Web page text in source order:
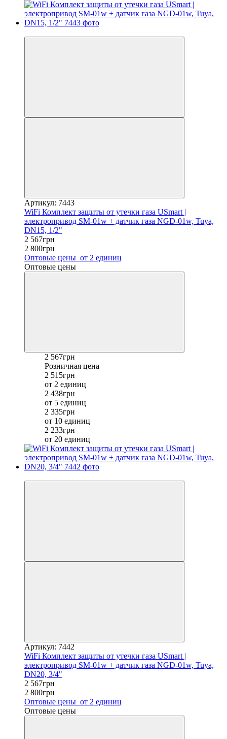
Артикул: 7443
WiFi Комплект защиты от утечки газа USmart |
электропривод SM-01w + датчик газа NGD-01w, Tuya,
DN15, 1/2"
2 567грн
2 800грн
Оптовые цены от 2 единиц
Оптовые цены
2 567грн
Розничная цена
2 515грн
от 2 единиц
2 438грн
от 5 единиц
2 335грн
от 10 единиц
2 233грн
от 20 единиц
Артикул: 7442
WiFi Комплект защиты от утечки газа USmart |
электропривод SM-01w + датчик газа NGD-01w, Tuya,
DN20, 3/4"
2 567грн
2 800грн
Оптовые цены от 2 единиц
Оптовые цены